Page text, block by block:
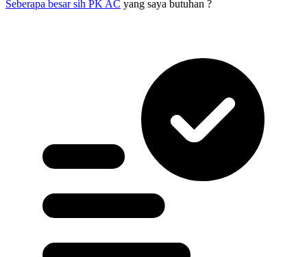
Seberapa besar sih PK AC yang saya butuhan ?